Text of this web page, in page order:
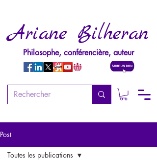
Ariane Bilheran
Philosophe, conférencière, auteur
Post
Toutes les publications